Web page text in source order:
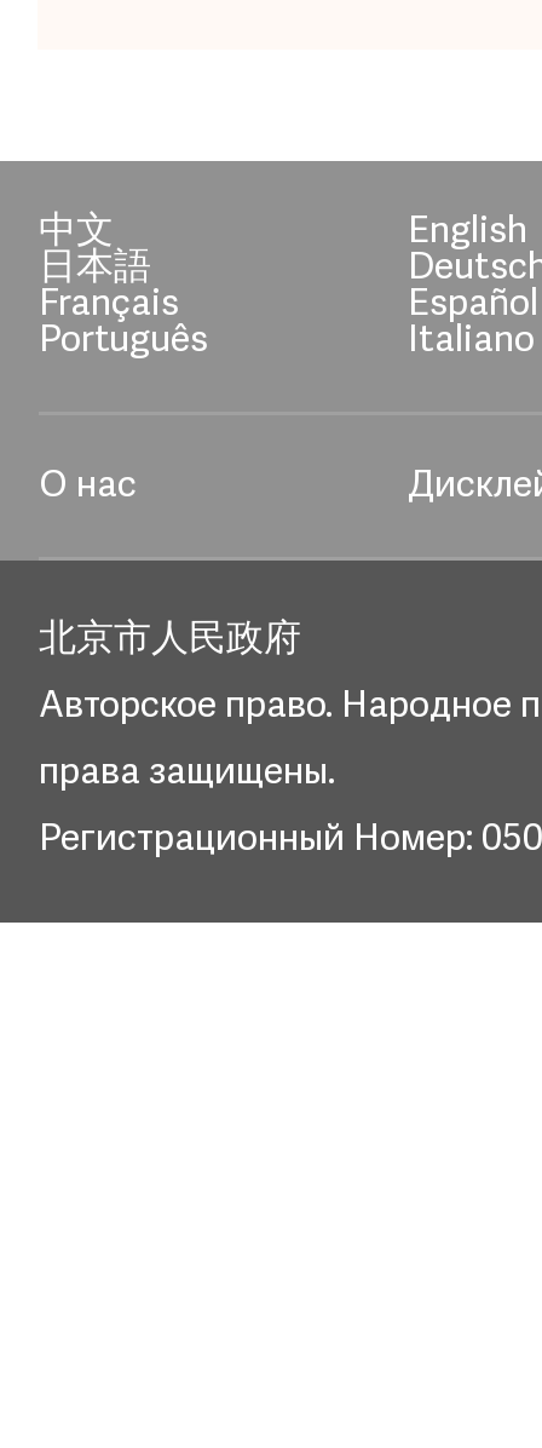
中文 English
日本語
Français Español
Português Italiano
О нас
北京市人民政府
Авторское право. Народное
права защищены.
Регистрационный Номер: